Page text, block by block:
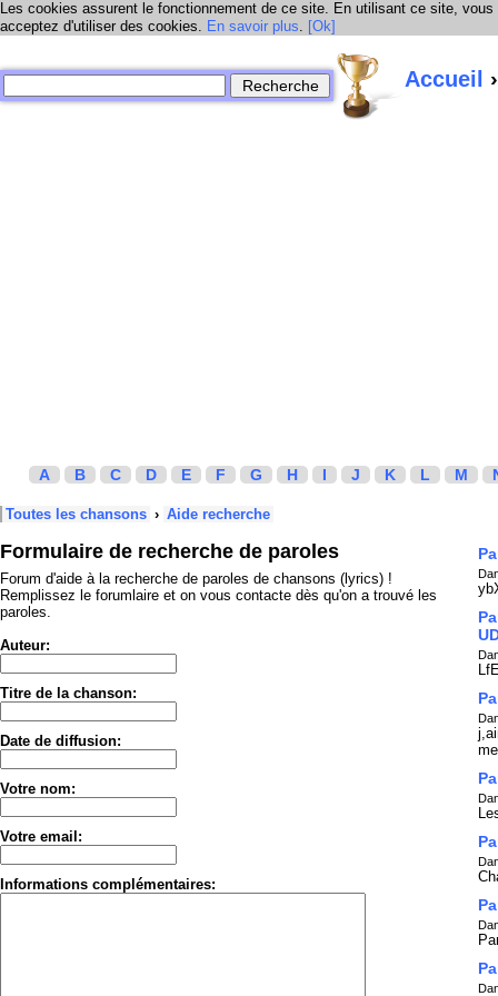
Les cookies assurent le fonctionnement de ce site. En utilisant ce site, vous
acceptez d'utiliser des cookies. En savoir plus. [Ok]
Accueil
A B C D E F G H I J K L M
Toutes les chansons › Aide recherche
Formulaire de recherche de paroles
Forum d'aide à la recherche de paroles de chansons (lyrics) !
Remplissez le forumlaire et on vous contacte dès qu'on a trouvé les
paroles.
Auteur:
Titre de la chanson:
Date de diffusion:
Votre nom:
Votre email:
Informations complémentaires: